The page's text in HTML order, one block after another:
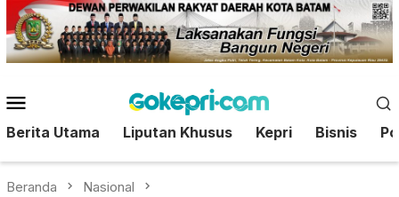
Loncat
ke
konten
Mobile
Berita Utama Liputan Khusus Kepri Bisnis
Beranda Nasional